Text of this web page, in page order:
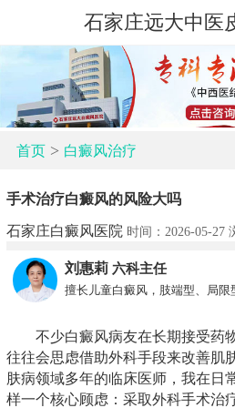
石家庄远大中医
首页> 白癜风治疗
手术治疗白癜风的风险大吗
石家庄白癜风医院 时间：2026-05-27
刘惠莉 六科主任
擅长儿童白癜风，肢端型、局限
不少白癜风病友在长期接受药
往往会思虑借助外科手段来改善肌
肤病领域多年的临床医师，我在日
样一个核心顾虑：采取外科手术治